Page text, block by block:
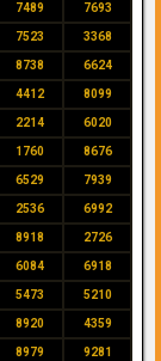
7489 7693
7523 3368
8738 6624
4412 8099
2214 6020
1760 8676
6529 7939
2536 6992
8918 2726
6084 6918
5473 5210
8920 4359
8979 9281